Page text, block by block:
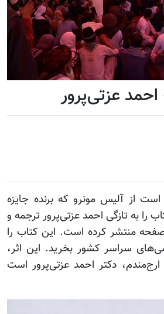
عزتی‌پرور
است از آلیس مونرو که برنده جایزه
عزتی‌پرور ترجمه و
ملورین در 336 صفحه منتشر کرده است. این کتاب را
سراسر کشور بخرید. این اثر،
دکتر احمد عزتی‌پرور است